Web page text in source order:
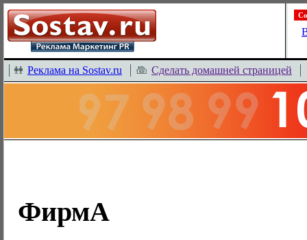
Реклама на Sostav.ru Сделать домашней страницей
ФирмА